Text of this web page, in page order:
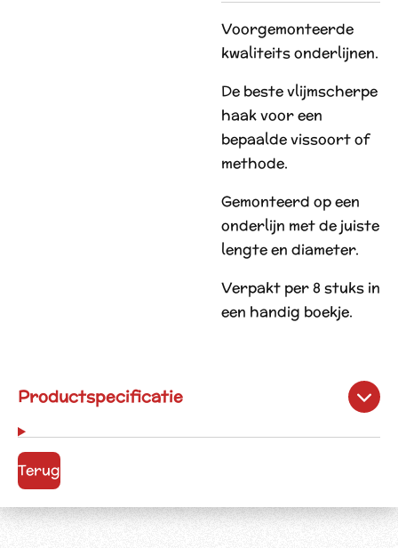
Voorgemonteerde
kwaliteits onderlijnen.
De beste vlijmscherpe
haak voor een
bepaalde vissoort of
methode.
Gemonteerd op een
onderlijn met de juiste
lengte en diameter.
Verpakt per 8 stuks in
een handig boekje.
Productspecificatie
Terug